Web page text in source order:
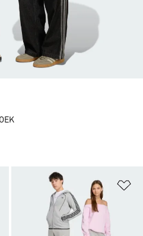
Op verlanglijst zetten